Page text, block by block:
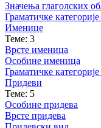
Значења глаголских
Граматичке категорије
Именице
Теме: 3
Врсте именица
Особине именица
Граматичке
Придеви
Теме: 5
Особине придева
Врсте придева